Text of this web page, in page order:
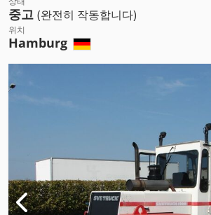
중고 (완전히 작동합니다)
위치
Hamburg